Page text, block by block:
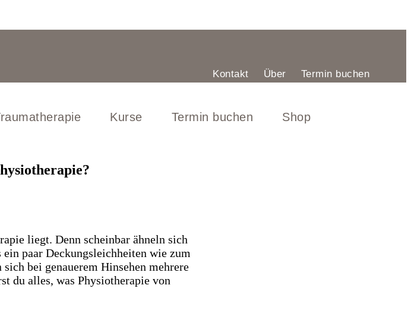
Kontakt Über Termin buchen
Kurse Termin buchen Shop
liegt. Denn scheinbar ähneln sich
paar Deckungsleichheiten wie zum
bei genauerem Hinsehen mehrere
du alles, was Physiotherapie von